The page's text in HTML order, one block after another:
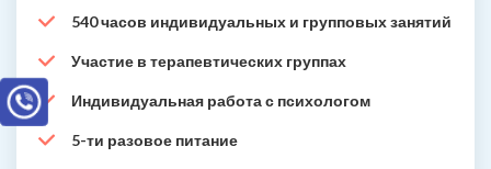
540 часов индивидуальных и групповых занятий
Участие в терапевтических группах
Индивидуальная работа с психологом
5-ти разовое питание